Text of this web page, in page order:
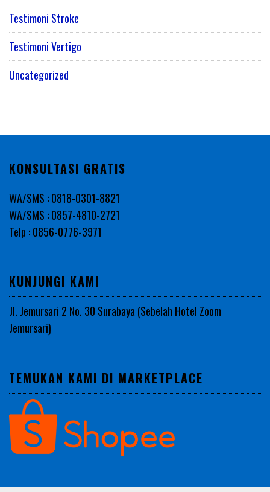
Testimoni Stroke
Testimoni Vertigo
Uncategorized
KONSULTASI GRATIS
WA/SMS : 0818-0301-8821
WA/SMS : 0857-4810-2721
Telp : 0856-0776-3971
KUNJUNGI KAMI
Jl. Jemursari 2 No. 30 Surabaya (Sebelah Hotel Zoom
Jemursari)
TEMUKAN KAMI DI MARKETPLACE